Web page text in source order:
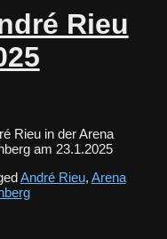
Rieu
Rieu in der Arena
am 23.1.2025
André Rieu, Arena